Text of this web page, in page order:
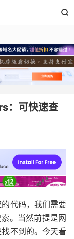

：可快速查
代码，我们需要
。当然前提是网
不到的。今天看